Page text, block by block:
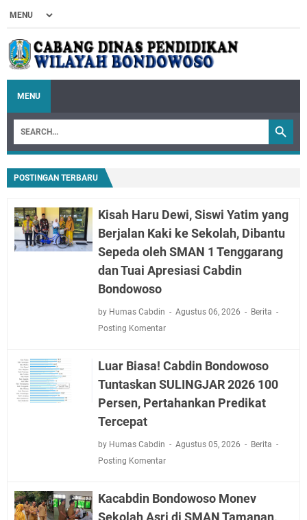
MENU
POSTINGAN TERBARU
Kisah Haru Dewi, Siswi Yatim yang
Berjalan Kaki ke Sekolah, Dibantu
Sepeda oleh SMAN 1 Tenggarang
dan Tuai Apresiasi Cabdin
Bondowoso
by Humas Cabdin Agustus 06, 2026
Berita
Posting Komentar
Luar Biasa! Cabdin Bondowoso
Tuntaskan SULINGJAR 2026 100
Persen, Pertahankan Predikat
Tercepat
by Humas Cabdin Agustus 05, 2026
Berita
Posting Komentar
Kacabdin Bondowoso Monev
Sekolah Asri di SMAN Tamanan,